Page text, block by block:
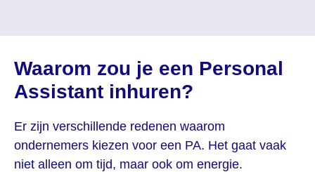
Waarom zou je een Personal
Assistant inhuren?
Er zijn verschillende redenen waarom
ondernemers kiezen voor een PA. Het gaat vaak
niet alleen om tijd, maar ook om energie.